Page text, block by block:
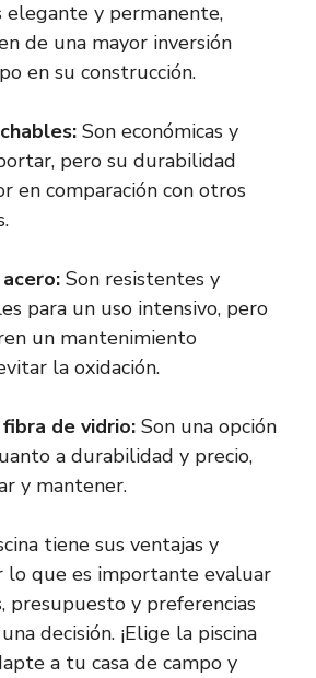
elegante y permanente,
de una mayor inversión
en su construcción.
Son económicas y
pero su durabilidad
en comparación con otros
Son resistentes y
para un uso intensivo, pero
un mantenimiento
la oxidación.
de vidrio: Son una opción
a durabilidad y precio,
y mantener.
tiene sus ventajas y
lo que es importante evaluar
presupuesto y preferencias
decisión. ¡Elige la piscina
a tu casa de campo y